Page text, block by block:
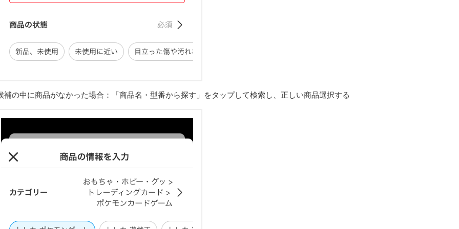
補の中に商品がなかった場合：「商品名・型番から探す」をタップして検索し、正しい商品選択する